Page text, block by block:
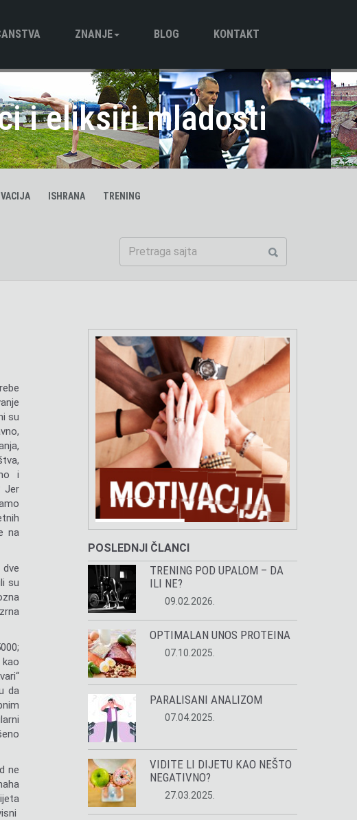
ZNANJE
Trening Ishrana Motivacija
BLOG KONTAKT
i eliksiri mladosti
ISHRANA TRENING
su
i
Jer
na
su
da
ne
POSLEDNJI ČLANCI
TRENING POD UPALOM – DA
ILI NE?
09.02.2026.
OPTIMALAN UNOS PROTEINA
07.10.2025.
PARALISANI ANALIZOM
07.04.2025.
VIDITE LI DIJETU KAO NEŠTO
NEGATIVNO?
27.03.2025.